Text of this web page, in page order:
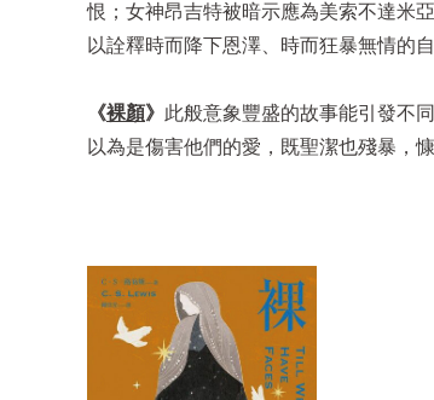
恨；女神昂吉特被暗示應為美索不達米
以詮釋時而降下恩澤、時而狂暴無情的
《裸顏》 此般意象豐盛的故事能引發不
以為是傷害他們的愛，既聖潔也殘暴，